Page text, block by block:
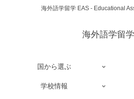
海外語学留学 EAS - Educational
海外語学留学
国から選ぶ
学校情報